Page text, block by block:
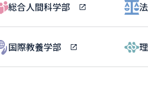
総合人間科学部
国際教養学部